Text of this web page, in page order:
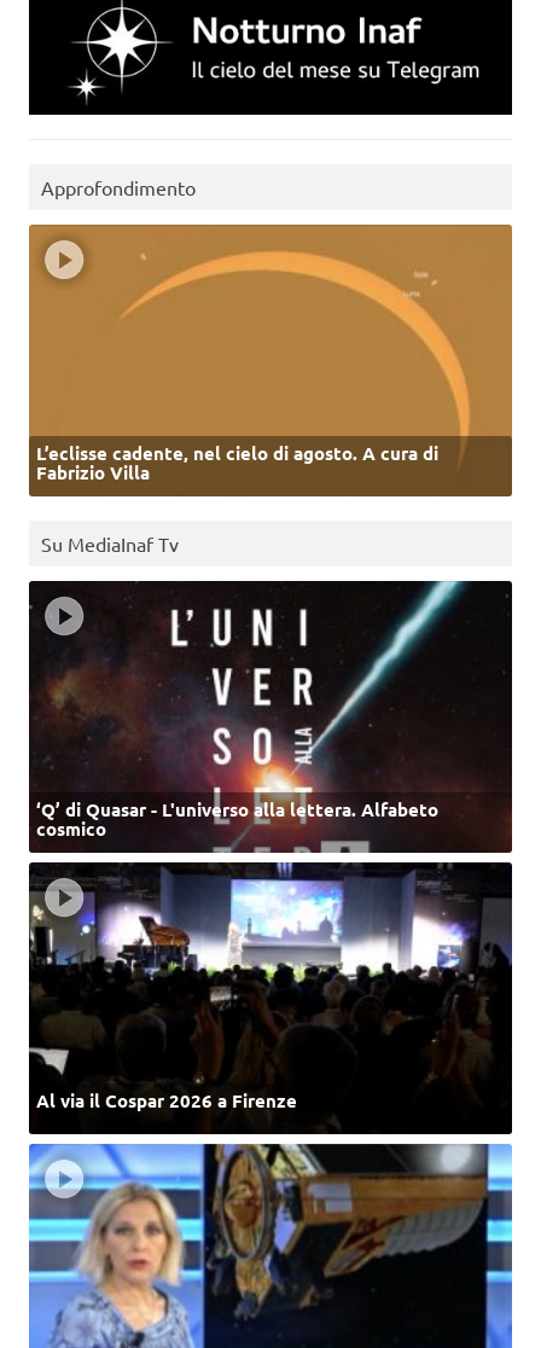
Approfondimento
L’eclisse cadente, nel cielo di agosto. A cura di
Fabrizio Villa
Su MediaInaf Tv
‘Q’ di Quasar - L'universo alla lettera. Alfabeto
cosmico
Al via il Cospar 2026 a Firenze